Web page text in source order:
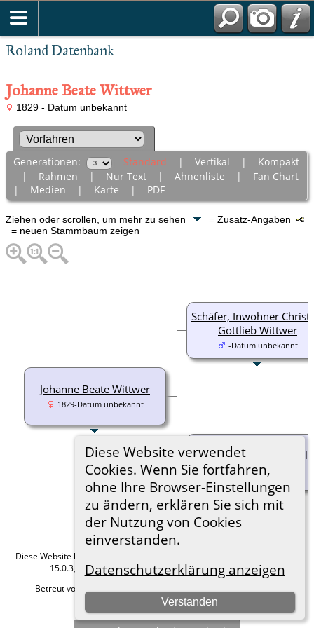
Roland Datenbank
Diese Website verwendet
Cookies. Wenn Sie fortfahren,
ohne Ihre Browser-Einstellungen
zu ändern, erklären Sie sich mit
der Nutzung von Cookies
einverstanden.
Datenschutzerklärung anzeigen
Verstanden
Johanne Beate Wittwer
1829 - Datum unbekannt
Generationen: Standard | Vertikal | Kompakt
| Rahmen | Nur Text| Ahnenliste | Fan Chart
| Medien | Karte | PDF
Ziehen oder scrollen, um mehr zu sehen
= Zusatz-Angaben
= neuen Stammbaum zeigen
Johanne Beate Wittwer
1829-Datum unbekannt
Schäfer, Inwohner
Gottlieb Wittwer
-Datum unbekannt
Johanne Christiane
-Datum unbekannt
Diese Website läuft mit
15.0.3, programmiert von Darrin Lythgoe © 2001-2026.
Betreut von
Hier geht es zum Impressum